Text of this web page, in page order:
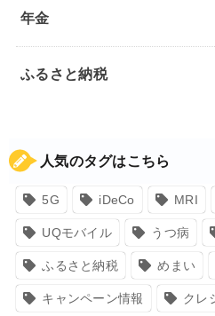
年金
ふるさと納税
人気のタグはこちら
5G iDeCo MRI
UQモバイル うつ病
ふるさと納税 めまい
キャンペーン情報 クレ